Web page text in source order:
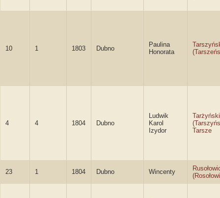
10 1 1803 Dubno
Paulina
Honorata
4 4 1804 Dubno
Ludwik
Karol
Izydor
Tarżyński
Tarsze
23 1 1804 Dubno Wincenty